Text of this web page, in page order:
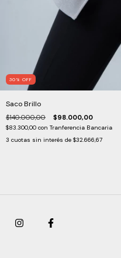
30 % OFF
Saco Brillo
$140.000,00 $98.000,00
$83.300,00 con Tranferencia Bancaria
3 cuotas sin interés de $32.666,67